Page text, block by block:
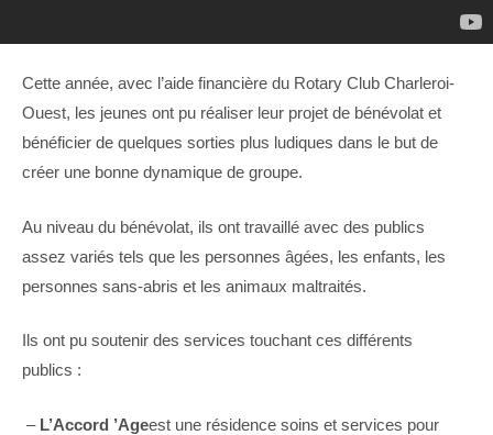
Cette année, avec l’aide financière du Rotary Club Charleroi-
Ouest, les jeunes ont pu réaliser leur projet de bénévolat et
bénéficier de quelques sorties plus ludiques dans le but de
créer une bonne dynamique de groupe.
Au niveau du bénévolat, ils ont travaillé avec des publics
assez variés tels que les personnes âgées, les enfants, les
personnes sans-abris et les animaux maltraités.
Ils ont pu soutenir des services touchant ces différents
publics :
– L’Accord ’Ageest une résidence soins et services pour